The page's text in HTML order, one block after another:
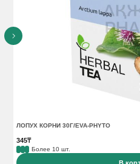
ЛОПУХ КОРНИ 30Г/EVA-PHYTO
345₸
Более 10 шт.